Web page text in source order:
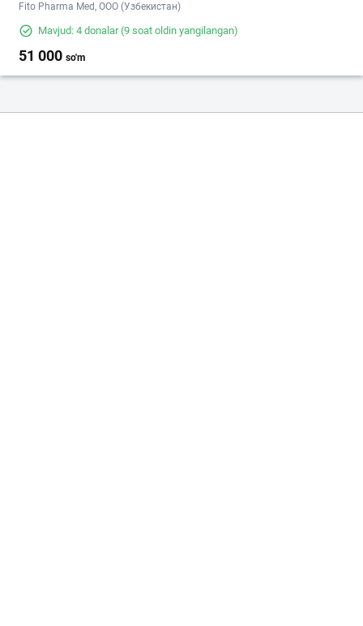
Fito Pharma Med, ООО (Узбекистан)
Mavjud: 4 donalar(9 soat oldin yangilangan)
51 000 so'm